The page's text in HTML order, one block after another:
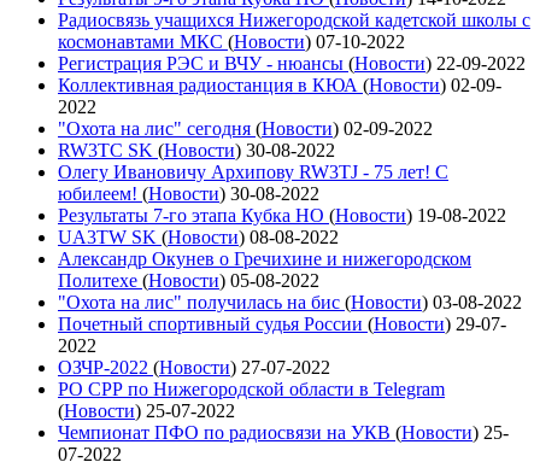
Радиосвязь учащихся Нижегородской кадетской школы с
космонавтами МКС (Новости) 07-10-2022
Регистрация РЭС и ВЧУ - нюансы (Новости) 22-09-2022
Коллективная радиостанция в КЮА (Новости) 02-09-
2022
"Охота на лис" сегодня (Новости) 02-09-2022
RW3TC SK (Новости) 30-08-2022
Олегу Ивановичу Архипову RW3TJ - 75 лет! С
юбилеем! (Новости) 30-08-2022
Результаты 7-го этапа Кубка НО (Новости) 19-08-2022
UA3TW SK (Новости) 08-08-2022
Александр Окунев о Гречихине и нижегородском
Политехе (Новости) 05-08-2022
"Охота на лис" получилась на бис (Новости) 03-08-2022
Почетный спортивный судья России (Новости) 29-07-
2022
ОЗЧР-2022 (Новости) 27-07-2022
РО СРР по Нижегородской области в Telegram
(Новости) 25-07-2022
Чемпионат ПФО по радиосвязи на УКВ (Новости) 25-
07-2022